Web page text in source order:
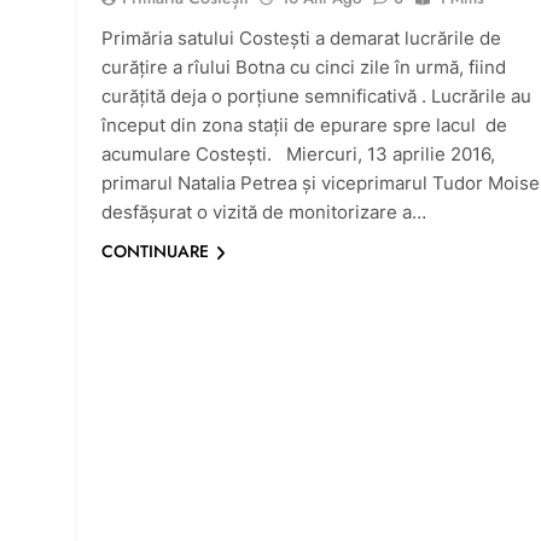
Primăria satului Costești a demarat lucrările de
curățire a rîului Botna cu cinci zile în urmă, fiind
curățită deja o porțiune semnificativă . Lucrările au
început din zona stații de epurare spre lacul de
acumulare Costești. Miercuri, 13 aprilie 2016,
primarul Natalia Petrea și viceprimarul Tudor
desfășurat o vizită de monitorizare a…
CONTINUARE